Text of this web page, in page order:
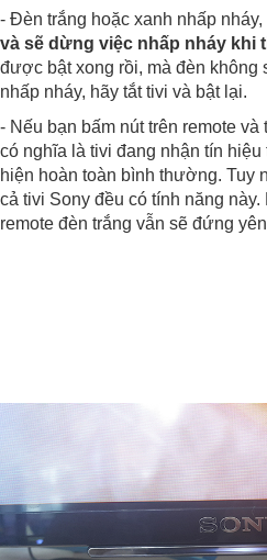
- Đèn trắng hoặc xanh nhấp
và sẽ dừng việc nhấp nháy khi
được bật xong rồi, mà đèn không
nhấp nháy, hãy tắt tivi và bật lại.
- Nếu bạn bấm nút trên remote
có nghĩa là tivi đang nhận tín
hiện hoàn toàn bình thường. Tuy
cả tivi Sony đều có tính năng
remote đèn trắng vẫn sẽ đứng